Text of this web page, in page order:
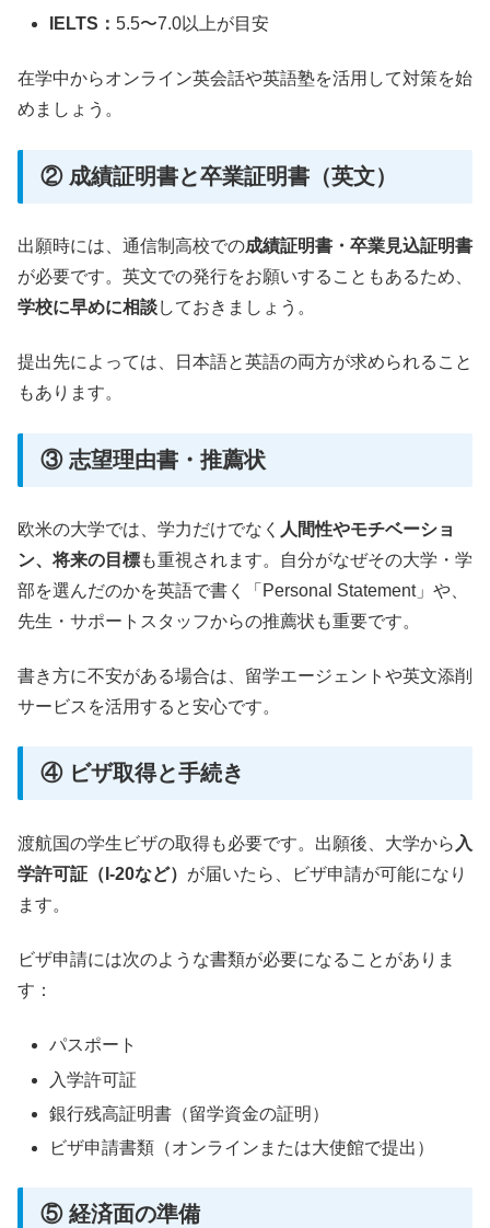
IELTS：5.5〜7.0以上が目安
在学中からオンライン英会話や英語塾を活用して対策を始
めましょう。
② 成績証明書と卒業証明書（英文）
出願時には、通信制高校での成績証明書・卒業見込証明書
が必要です。英文での発行をお願いすることもあるため、
学校に早めに相談しておきましょう。
提出先によっては、日本語と英語の両方が求められること
もあります。
③ 志望理由書・推薦状
欧米の大学では、学力だけでなく 人間性やモチベーショ
ン、将来の目標も重視されます。自分がなぜその大学・学
部を選んだのかを英語で書く「Personal Statement」や、
先生・サポートスタッフからの推薦状も重要です。
書き方に不安がある場合は、留学エージェントや英文添削
サービスを活用すると安心です。
④ ビザ取得と手続き
渡航国の学生ビザの取得も必要です。出願後、大学から 入
学許可証（I-20など） が届いたら、ビザ申請が可能になり
ます。
ビザ申請には次のような書類が必要になることがありま
す：
パスポート
入学許可証
銀行残高証明書（留学資金の証明）
ビザ申請書類（オンラインまたは大使館で提出）
⑤ 経済面の準備